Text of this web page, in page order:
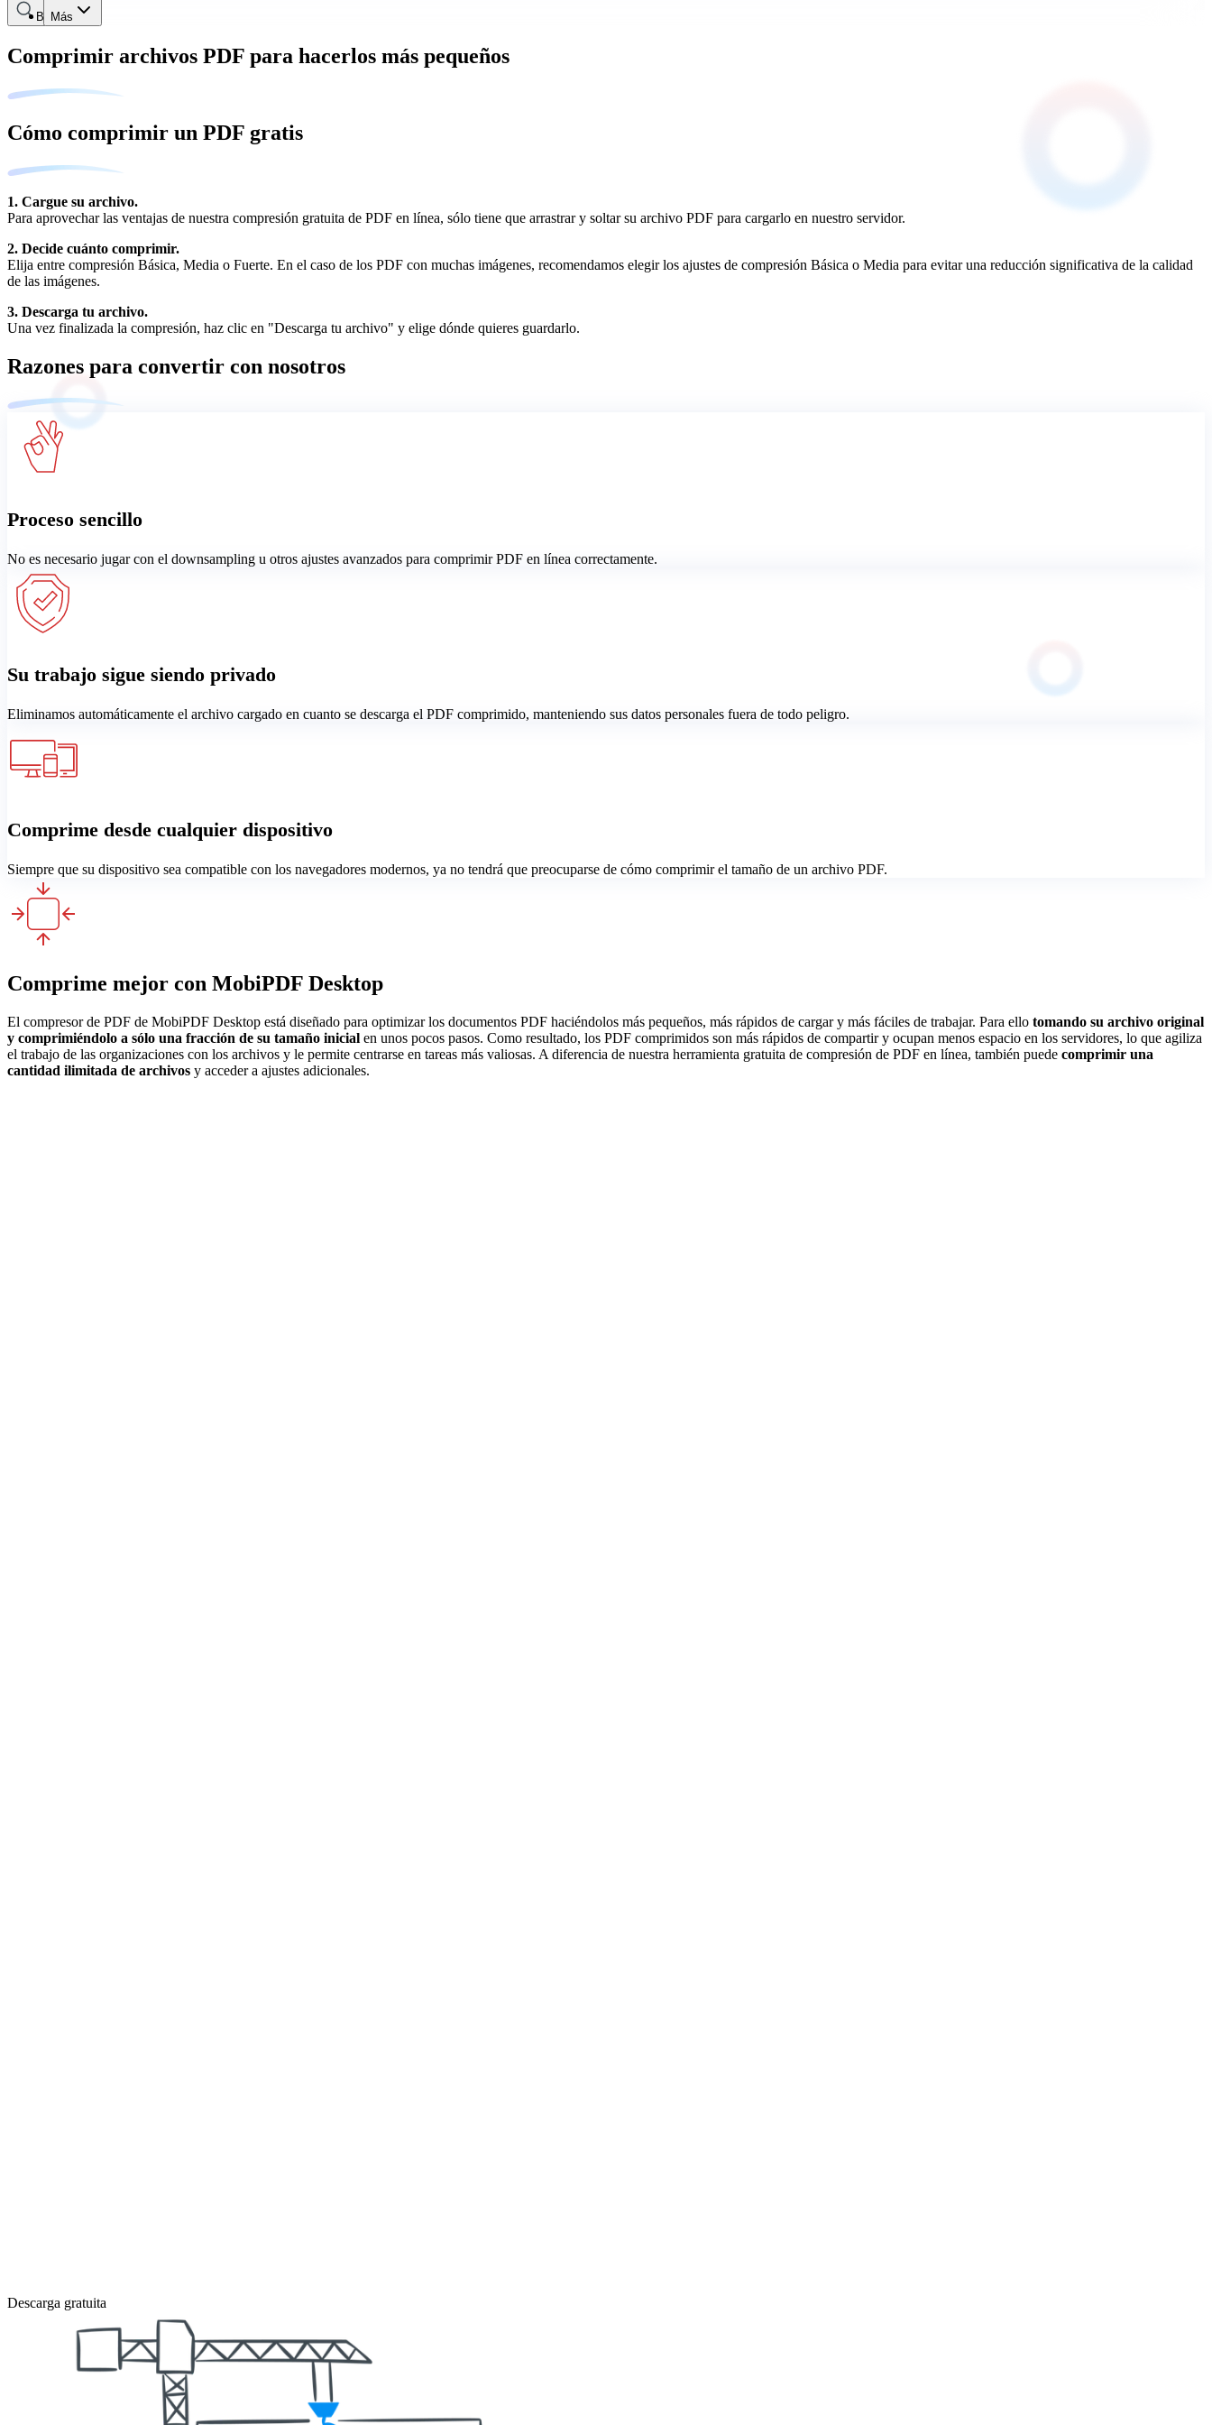
Más
Buscar
Comprimir archivos PDF para hacerlos más pequeños
Cómo comprimir un PDF gratis
1. Cargue su archivo.
Para aprovechar las ventajas de nuestra compresión gratuita de PDF en línea, sólo tiene que arrastrar y soltar su archivo PDF para cargarlo en nuestro servidor.
2. Decide cuánto comprimir.
Elija entre compresión Básica, Media o Fuerte. En el caso de los PDF con muchas imágenes, recomendamos elegir los ajustes de compresión Básica o Media para evitar una reducción significativa de la calidad
de las imágenes.
3. Descarga tu archivo.
Una vez finalizada la compresión, haz clic en "Descarga tu archivo" y elige dónde quieres guardarlo.
Razones para convertir con nosotros
Proceso sencillo
No es necesario jugar con el downsampling u otros ajustes avanzados para comprimir PDF en línea correctamente.
Su trabajo sigue siendo privado
Eliminamos automáticamente el archivo cargado en cuanto se descarga el PDF comprimido, manteniendo sus datos personales fuera de todo peligro.
Comprime desde cualquier dispositivo
Siempre que su dispositivo sea compatible con los navegadores modernos, ya no tendrá que preocuparse de cómo comprimir el tamaño de un archivo PDF.
Comprime mejor con MobiPDF Desktop
El compresor de PDF de MobiPDF Desktop está diseñado para optimizar los documentos PDF haciéndolos más pequeños, más rápidos de cargar y más fáciles de trabajar. Para ello tomando su archivo original
y comprimiéndolo a sólo una fracción de su tamaño inicial en unos pocos pasos. Como resultado, los PDF comprimidos son más rápidos de compartir y ocupan menos espacio en los servidores, lo que agiliza
el trabajo de las organizaciones con los archivos y le permite centrarse en tareas más valiosas. A diferencia de nuestra herramienta gratuita de compresión de PDF en línea, también puede comprimir una
cantidad ilimitada de archivos y acceder a ajustes adicionales.
Descarga gratuita